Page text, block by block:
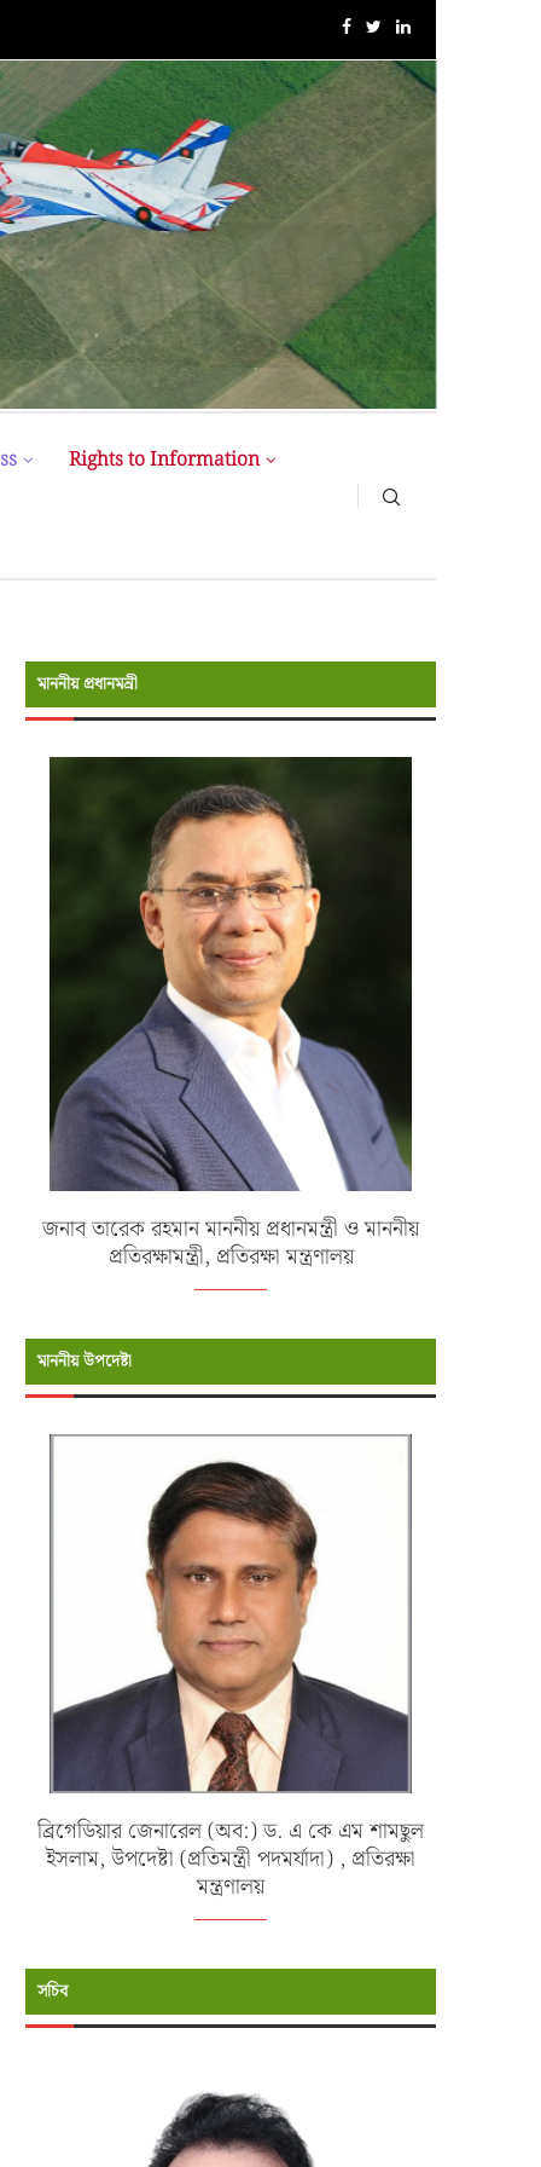
MIST MAVIROV Crowned as Champion at MATE ROV...
Rights to Information
মাননীয় প্রধানমন্রী
জনাব তারেক রহমান মাননীয় প্রধানমন্ত্রী ও মাননীয়
প্রতিরক্ষামন্ত্রী, প্রতিরক্ষা মন্ত্রণালয়
মাননীয় উপদেষ্টা
ব্রিগেডিয়ার জেনারেল (অব:) ড. এ কে এম শামছুল
ইসলাম, উপদেষ্টা (প্রতিমন্ত্রী পদমর্যাদা) , প্রতিরক্ষা
মন্ত্রণালয়
সচিব